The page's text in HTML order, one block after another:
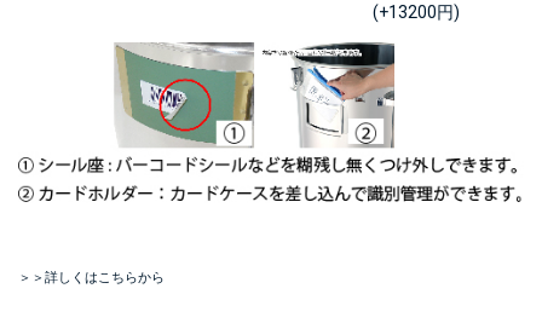
(+13200円)
＞＞詳しくはこちらから